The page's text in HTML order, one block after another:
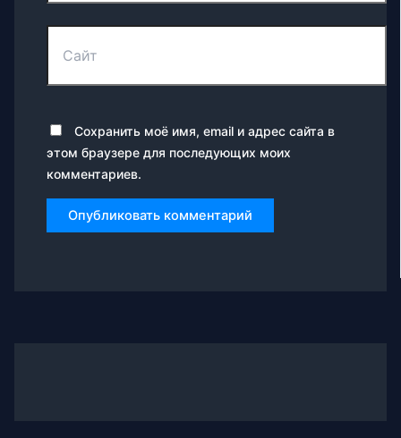
Сохранить моё имя, email и адрес сайта в
этом браузере для последующих моих
комментариев.